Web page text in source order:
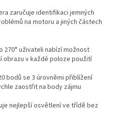
zaručuje identifikaci jemných
na motoru a jiných částech
270° uživateli nabízí možnost
obrazu v každé poloze použití
bodů se 3 úrovněmi přiblížení
zaostřit na body zájmu
nejlepší osvětlení ve třídě bez